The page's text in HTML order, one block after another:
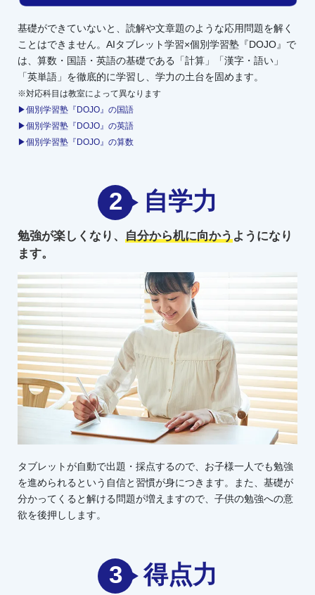
基礎ができていないと、読解や文章題のような応用問題を解く
ことはできません。AIタブレット学習×個別学習塾『DOJO』で
は、算数・国語・英語の基礎である「計算」「漢字・語い」
「英単語」を徹底的に学習し、学力の土台を固めます。
※対応科目は教室によって異なります
▶個別学習塾『DOJO』の国語
▶個別学習塾『DOJO』の英語
▶個別学習塾『DOJO』の算数
2 自学力
勉強が楽しくなり、 自分から机に向かうようになり
ます。
タブレットが自動で出題・採点するので、お子様一人でも勉強
を進められるという自信と習慣が身につきます。また、基礎が
分かってくると解ける問題が増えますので、子供の勉強への意
欲を後押しします。
3 得点力